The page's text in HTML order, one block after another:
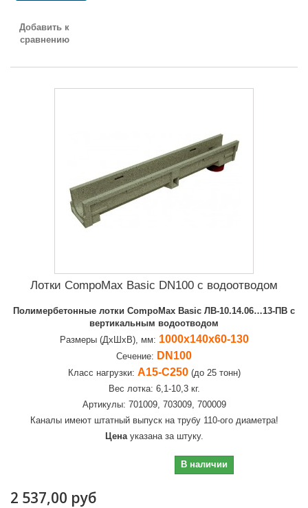
Добавить к
сравнению
Лотки CompoMax Basic DN100 с водоотводом
Полимербетонные лотки CompoMax Basic ЛВ-10.14.06…13-ПВ с
вертикальным водоотводом
Размеры (ДхШхВ), мм: 1000х140х60-130
Сечение: DN100
Класс нагрузки: А15-С250(до 25 тонн)
Вес лотка: 6,1-10,3 кг.
Артикулы: 701009, 703009, 700009
Каналы имеют штатный выпуск на трубу 110-ого диаметра!
Ценауказана за штуку.
В наличии
2 537,00 руб